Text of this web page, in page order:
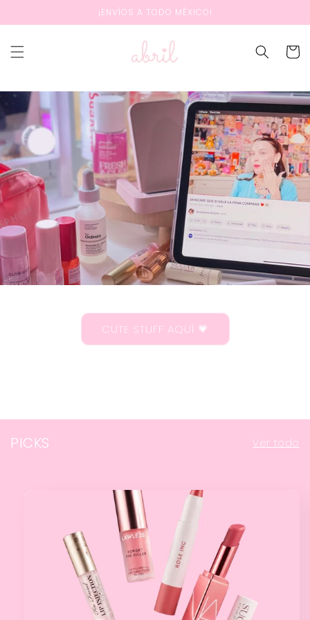
al contenido
¡ENVÍOS A TODO MÉXICO!
Carrito
CUTE STUFF AQUÍ 💗
PICKS Ver todo